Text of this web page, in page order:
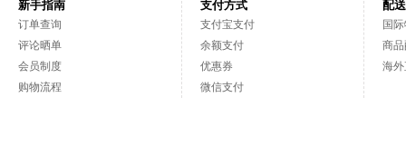
新手指南
订单查询
评论晒单
会员制度
购物流程
支付方式
支付宝支付
余额支付
优惠券
微信支付
配
国
商
海